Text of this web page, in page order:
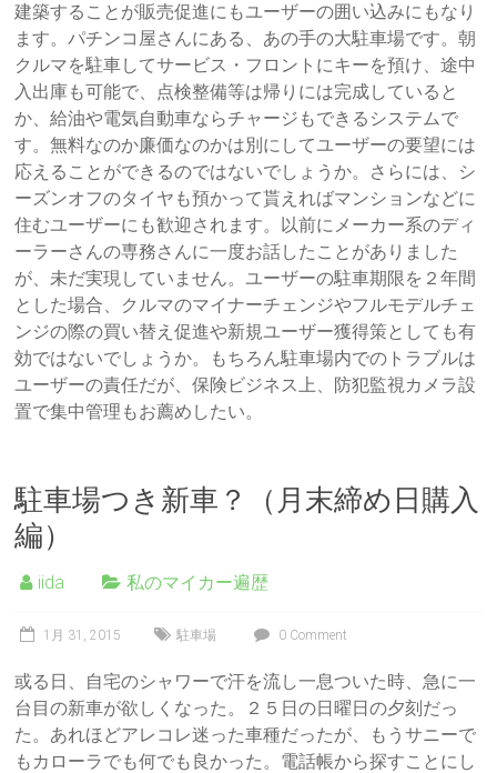
建築することが販売促進にもユーザーの囲い込みにもなり
ます。パチンコ屋さんにある、あの手の大駐車場です。朝
クルマを駐車してサービス・フロントにキーを預け、途中
入出庫も可能で、点検整備等は帰りには完成していると
か、給油や電気自動車ならチャージもできるシステムで
す。無料なのか廉価なのかは別にしてユーザーの要望には
応えることができるのではないでしょうか。さらには、シ
ーズンオフのタイヤも預かって貰えればマンションなどに
住むユーザーにも歓迎されます。以前にメーカー系のディ
ーラーさんの専務さんに一度お話したことがありました
が、未だ実現していません。ユーザーの駐車期限を２年間
とした場合、クルマのマイナーチェンジやフルモデルチェ
ンジの際の買い替え促進や新規ユーザー獲得策としても有
効ではないでしょうか。もちろん駐車場内でのトラブルは
ユーザーの責任だが、保険ビジネス上、防犯監視カメラ設
置で集中管理もお薦めしたい。
駐車場つき新車？（月末締め日購入
編）
iida 私のマイカー遍歴
1月 31, 2015 駐車場 0 Comment
或る日、自宅のシャワーで汗を流し一息ついた時、急に一
台目の新車が欲しくなった。２５日の日曜日の夕刻だっ
た。あれほどアレコレ迷った車種だったが、もうサニーで
もカローラでも何でも良かった。電話帳から探すことにし